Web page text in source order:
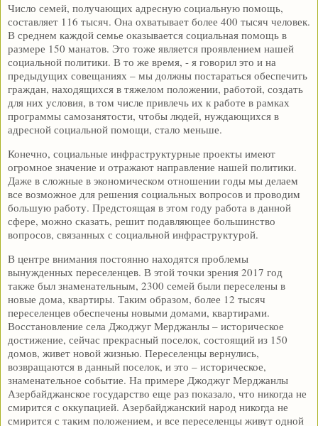
Число семей, получающих адресную социальную помощь,
составляет 116 тысяч. Она охватывает более 400 тысяч человек.
В среднем каждой семье оказывается социальная помощь в
размере 150 манатов. Это тоже является проявлением нашей
социальной политики. В то же время, - я говорил это и на
предыдущих совещаниях – мы должны постараться обеспечить
граждан, находящихся в тяжелом положении, работой, создать
для них условия, в том числе привлечь их к работе в рамках
программы самозанятости, чтобы людей, нуждающихся в
адресной социальной помощи, стало меньше.
Конечно, социальные инфраструктурные проекты имеют
огромное значение и отражают направление нашей политики.
Даже в сложные в экономическом отношении годы мы делаем
все возможное для решения социальных вопросов и проводим
большую работу. Предстоящая в этом году работа в данной
сфере, можно сказать, решит подавляющее большинство
вопросов, связанных с социальной инфраструктурой.
В центре внимания постоянно находятся проблемы
вынужденных переселенцев. В этой точки зрения 2017 год
также был знаменательным, 2300 семей были переселены в
новые дома, квартиры. Таким образом, более 12 тысяч
переселенцев обеспечены новыми домами, квартирами.
Восстановление села Джоджуг Мерджанлы – историческое
достижение, сейчас прекрасный поселок, состоящий из 150
домов, живет новой жизнью. Переселенцы вернулись,
возвращаются в данный поселок, и это – историческое,
знаменательное событие. На примере Джоджуг Мерджанлы
Азербайджанское государство еще раз показало, что никогда не
смирится с оккупацией. Азербайджанский народ никогда не
смирится с таким положением, и все переселенцы живут одной